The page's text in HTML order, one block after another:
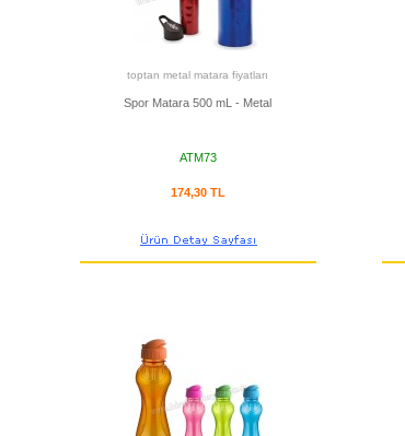
toptan metal matara fiyatları
Spor Matara 500 mL - Metal
ATM73
174,30 TL